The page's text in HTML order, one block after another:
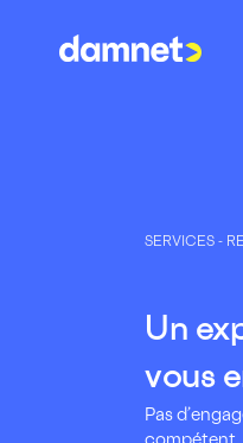
SERVICES -
Un
vous
Pas